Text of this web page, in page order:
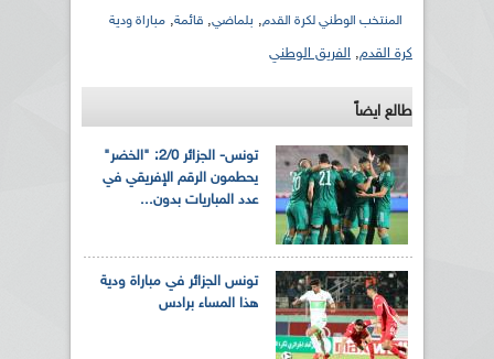
المنتخب الوطني لكرة القدم, بلماضي, قائمة, مباراة ودية
كرة القدم, الفريق الوطني
طالع ايضاً
تونس- الجزائر 2/0: "الخضر"
يحطمون الرقم الإفريقي في
عدد المباريات بدون...
تونس الجزائر في مباراة ودية
هذا المساء برادس